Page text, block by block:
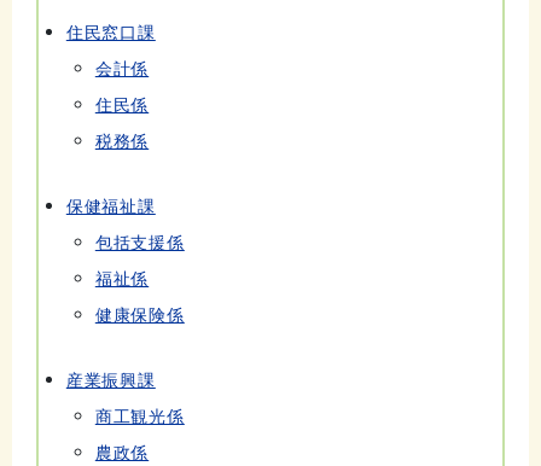
住民窓口課
会計係
住民係
税務係
保健福祉課
包括支援係
福祉係
健康保険係
産業振興課
商工観光係
農政係